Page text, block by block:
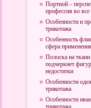
Портной –
профессия во
Особенности и
трикотажа
Особенность
сфера
Полоска на ткани
подчеркнет
недостатки
Особенности
трикотажа
Особенности
трикотажа